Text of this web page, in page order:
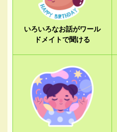
いろいろなお話がワール
ドメイトで聞ける